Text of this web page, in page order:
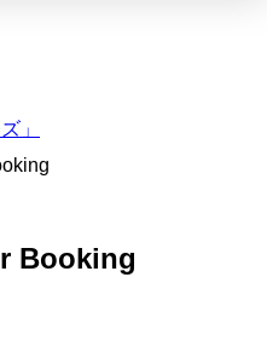
」
Booking